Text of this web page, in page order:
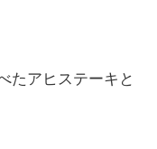
たアヒステーキと